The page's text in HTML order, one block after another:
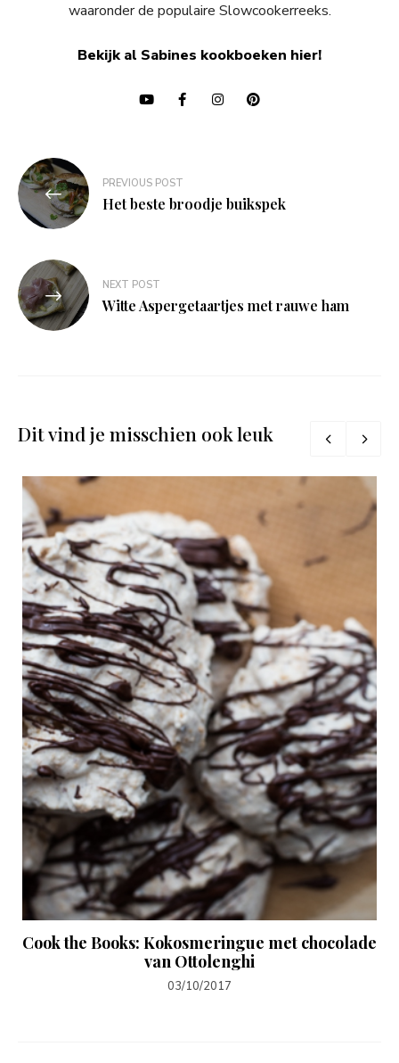
waaronder de populaire Slowcookerreeks.
Bekijk al Sabines kookboeken hier!
Bericht
navigatie
PREVIOUS POST
Het beste broodje buikspek
NEXT POST
Witte Aspergetaartjes met rauwe ham
Dit vind je misschien ook leuk
Cook the Books: Kokosmeringue met chocolade
van Ottolenghi
03/10/2017